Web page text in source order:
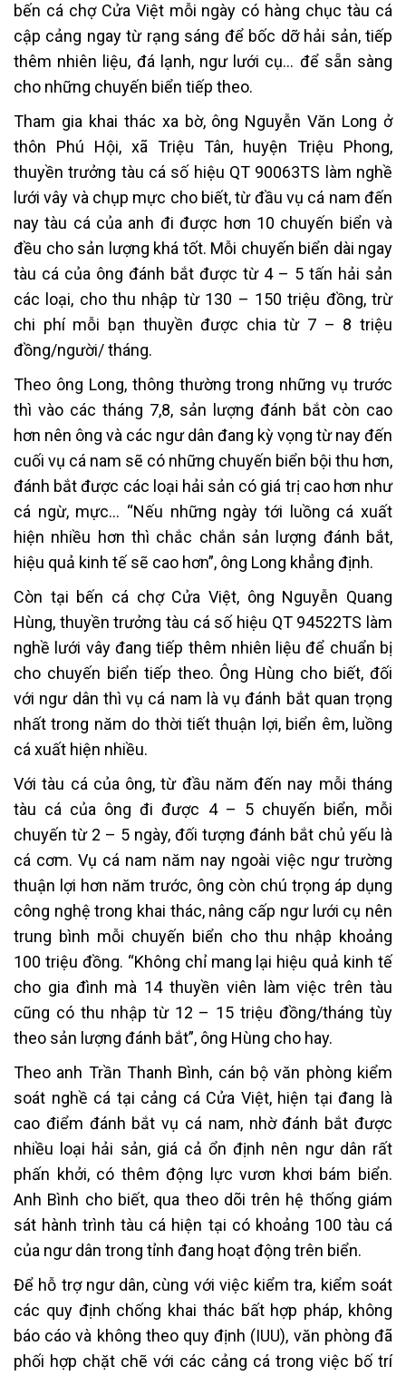
bến cá chợ Cửa Việt mỗi ngày có hàng chục tàu cá
cập cảng ngay từ rạng sáng để bốc dỡ hải sản, tiếp
thêm nhiên liệu, đá lạnh, ngư lưới cụ… để sẵn sàng
cho những chuyến biển tiếp theo.
Tham gia khai thác xa bờ, ông Nguyễn Văn Long ở
thôn Phú Hội, xã Triệu Tân, huyện Triệu Phong,
thuyền trưởng tàu cá số hiệu QT 90063TS làm nghề
lưới vây và chụp mực cho biết, từ đầu vụ cá nam đến
nay tàu cá của anh đi được hơn 10 chuyến biển và
đều cho sản lượng khá tốt. Mỗi chuyến biển dài ngay
tàu cá của ông đánh bắt được từ 4 – 5 tấn hải sản
các loại, cho thu nhập từ 130 – 150 triệu đồng, trừ
chi phí mỗi bạn thuyền được chia từ 7 – 8 triệu
đồng/người/ tháng.
Theo ông Long, thông thường trong những vụ trước
thì vào các tháng 7,8, sản lượng đánh bắt còn cao
hơn nên ông và các ngư dân đang kỳ vọng từ nay đến
cuối vụ cá nam sẽ có những chuyến biển bội thu hơn,
đánh bắt được các loại hải sản có giá trị cao hơn như
cá ngừ, mực… “Nếu những ngày tới luồng cá xuất
hiện nhiều hơn thì chắc chắn sản lượng đánh bắt,
hiệu quả kinh tế sẽ cao hơn”, ông Long khẳng định.
Còn tại bến cá chợ Cửa Việt, ông Nguyễn Quang
Hùng, thuyền trưởng tàu cá số hiệu QT 94522TS làm
nghề lưới vây đang tiếp thêm nhiên liệu để chuẩn bị
cho chuyến biển tiếp theo. Ông Hùng cho biết, đối
với ngư dân thì vụ cá nam là vụ đánh bắt quan trọng
nhất trong năm do thời tiết thuận lợi, biển êm, luồng
cá xuất hiện nhiều.
Với tàu cá của ông, từ đầu năm đến nay mỗi tháng
tàu cá của ông đi được 4 – 5 chuyến biển, mỗi
chuyến từ 2 – 5 ngày, đối tượng đánh bắt chủ yếu là
cá cơm. Vụ cá nam năm nay ngoài việc ngư trường
thuận lợi hơn năm trước, ông còn chú trọng áp dụng
công nghệ trong khai thác, nâng cấp ngư lưới cụ nên
trung bình mỗi chuyến biển cho thu nhập khoảng
100 triệu đồng. “Không chỉ mang lại hiệu quả kinh tế
cho gia đình mà 14 thuyền viên làm việc trên tàu
cũng có thu nhập từ 12 – 15 triệu đồng/tháng tùy
theo sản lượng đánh bắt”, ông Hùng cho hay.
Theo anh Trần Thanh Bình, cán bộ văn phòng kiểm
soát nghề cá tại cảng cá Cửa Việt, hiện tại đang là
cao điểm đánh bắt vụ cá nam, nhờ đánh bắt được
nhiều loại hải sản, giá cả ổn định nên ngư dân rất
phấn khởi, có thêm động lực vươn khơi bám biển.
Anh Bình cho biết, qua theo dõi trên hệ thống giám
sát hành trình tàu cá hiện tại có khoảng 100 tàu cá
của ngư dân trong tỉnh đang hoạt động trên biển.
Để hỗ trợ ngư dân, cùng với việc kiểm tra, kiểm soát
các quy định chống khai thác bất hợp pháp, không
báo cáo và không theo quy định (IUU), văn phòng đã
phối hợp chặt chẽ với các cảng cá trong việc bố trí